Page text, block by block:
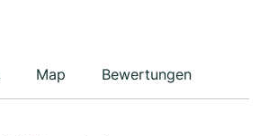
Map Bewertungen